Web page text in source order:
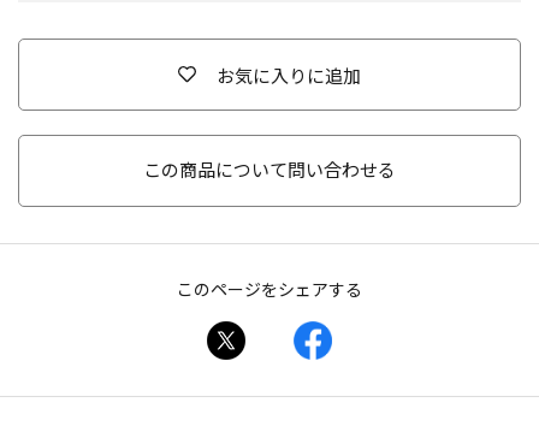
お気に入りに追加
この商品について問い合わせる
このページをシェアする